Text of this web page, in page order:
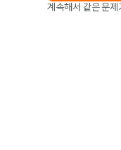
계속해서 같은 문제